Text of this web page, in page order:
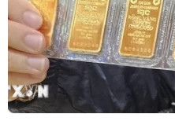
lập kế hoạch, cử bác
đoàn; và chuẩn bị
thuốc vật tư để tiếp
đã nhiễm bệnh và tổ